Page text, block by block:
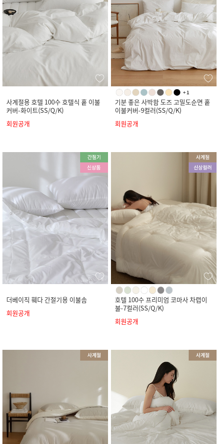
사계절용 호텔 100수 호텔식 홑 이불
커버-화이트(SS/Q/K)
회원공개
기분 좋은 사박함 도즈 고밀도순면 홑
이불커버-9컬러(SS/Q/K)
회원공개
더베이직 훼다 간절기용 이불솜
회원공개
호텔 100수 프리미엄 코마사 차렵이
불-7컬러(SS/Q/K)
회원공개